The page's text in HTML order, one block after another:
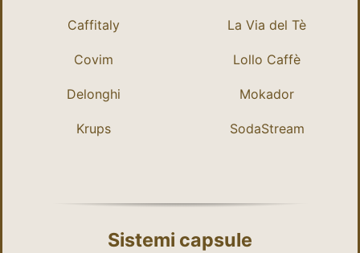
Caffitaly
Covim
Delonghi
Krups
La Via del Tè
Lollo Caffè
Mokador
SodaStream
Sistemi capsule